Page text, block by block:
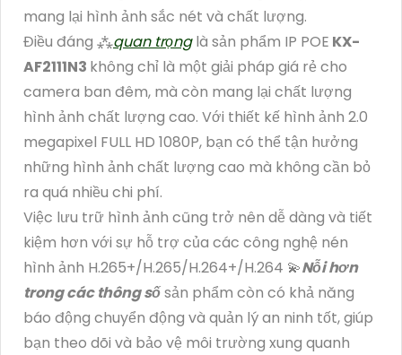
mang lại hình ảnh sắc nét và chất lượng.
Điều đáng ⁂quan trọnglà sản phẩm IP POE KX-
AF2111N3 không chỉ là một giải pháp giá rẻ cho
camera ban đêm, mà còn mang lại chất lượng
hình ảnh chất lượng cao. Với thiết kế hình ảnh 2.0
megapixel FULL HD 1080P, bạn có thể tận hưởng
những hình ảnh chất lượng cao mà không cần bỏ
ra quá nhiều chi phí.
Việc lưu trữ hình ảnh cũng trở nên dễ dàng và tiết
kiệm hơn với sự hỗ trợ của các công nghệ nén
hình ảnh H.265+/H.265/H.264+/H.264 💫Nỗi hơn
trong các thông sốsản phẩm còn có khả năng
báo động chuyển động và quản lý an ninh tốt, giúp
bạn theo dõi và bảo vệ môi trường xung quanh